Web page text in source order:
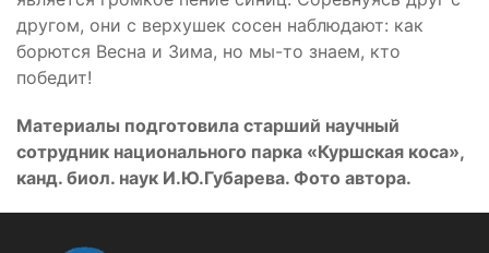
другом, они с верхушек сосен наблюдают: как
борются Весна и Зима, но мы-то знаем, кто
победит!
Материалы подготовила старший научный
сотрудник национального парка «Куршская коса»,
канд. биол. наук И.Ю.Губарева. Фото автора.